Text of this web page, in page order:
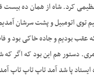
کرد. شاه از همان ده بیست
توی اتومبیل و پشت سرشان
عقب بودیم و جاده خاکی بود و
دستور هم این بود که اگر
ایستاد پا شد آمد تاپ تاپ